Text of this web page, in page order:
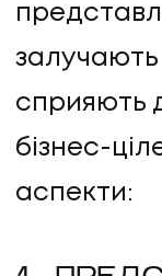
залучають
сприяють
бізнес-
аспекти: